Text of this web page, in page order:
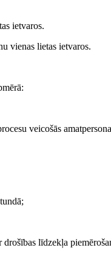
ietvaros.
vienas lietas ietvaros.
veicošās
drošības līdzekļa